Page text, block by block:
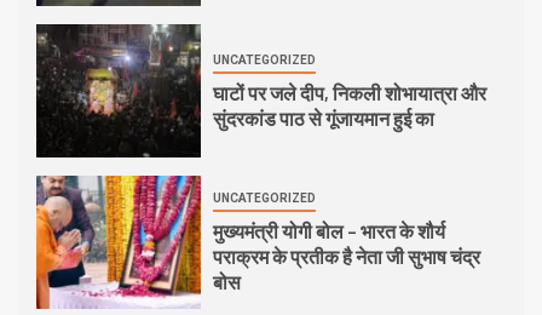
UNCATEGORIZED
घाटों पर जले दीप, निकली शोभायात्रा और
सुंदरकांड पाठ से गूंजायमान हुई का
UNCATEGORIZED
मुख्यमंत्री योगी बोल – भारत के शौर्य
पराक्रम के प्रतीक है नेता जी सुभाष चंद्र
बोस